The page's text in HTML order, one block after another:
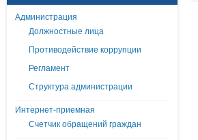
Администрация
Должностные лица
Противодействие коррупции
Регламент
Структура администрации
Интернет-приемная
Счетчик обращений граждан